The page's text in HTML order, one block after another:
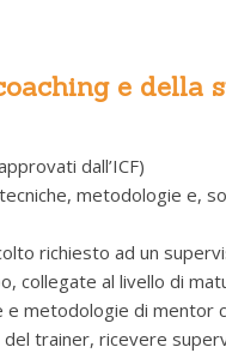
e della
dall’ICF)
metodologie e,
richiesto ad un
collegate al livello di
metodologie di mentor
trainer, ricevere